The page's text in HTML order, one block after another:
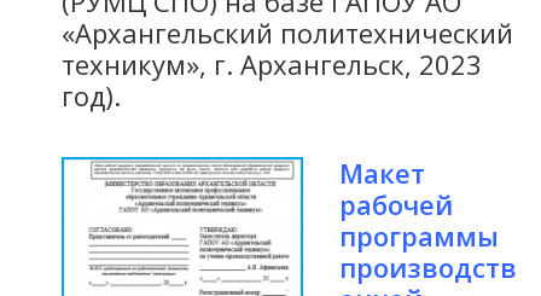
«Архангельский политехнический
техникум», г. Архангельск, 2023
год).
Макет
рабочей
программы
производств